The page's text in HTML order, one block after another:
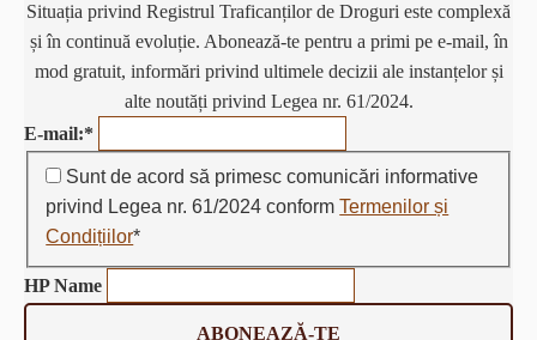
Situația privind Registrul Traficanților de Droguri este complexă
și în continuă evoluție. Abonează-te pentru a primi pe e-mail, în
mod gratuit, informări privind ultimele decizii ale instanțelor și
alte noutăți privind Legea nr. 61/2024.
E-mail:*
Sunt de acord să primesc comunicări informative
privind Legea nr. 61/2024 conformTermenilor și
Condițiilor*
HP Name
ABONEAZĂ-TE